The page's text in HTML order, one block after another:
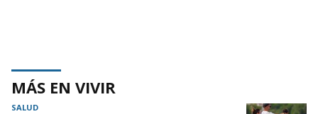
MÁS EN VIVIR
SALUD